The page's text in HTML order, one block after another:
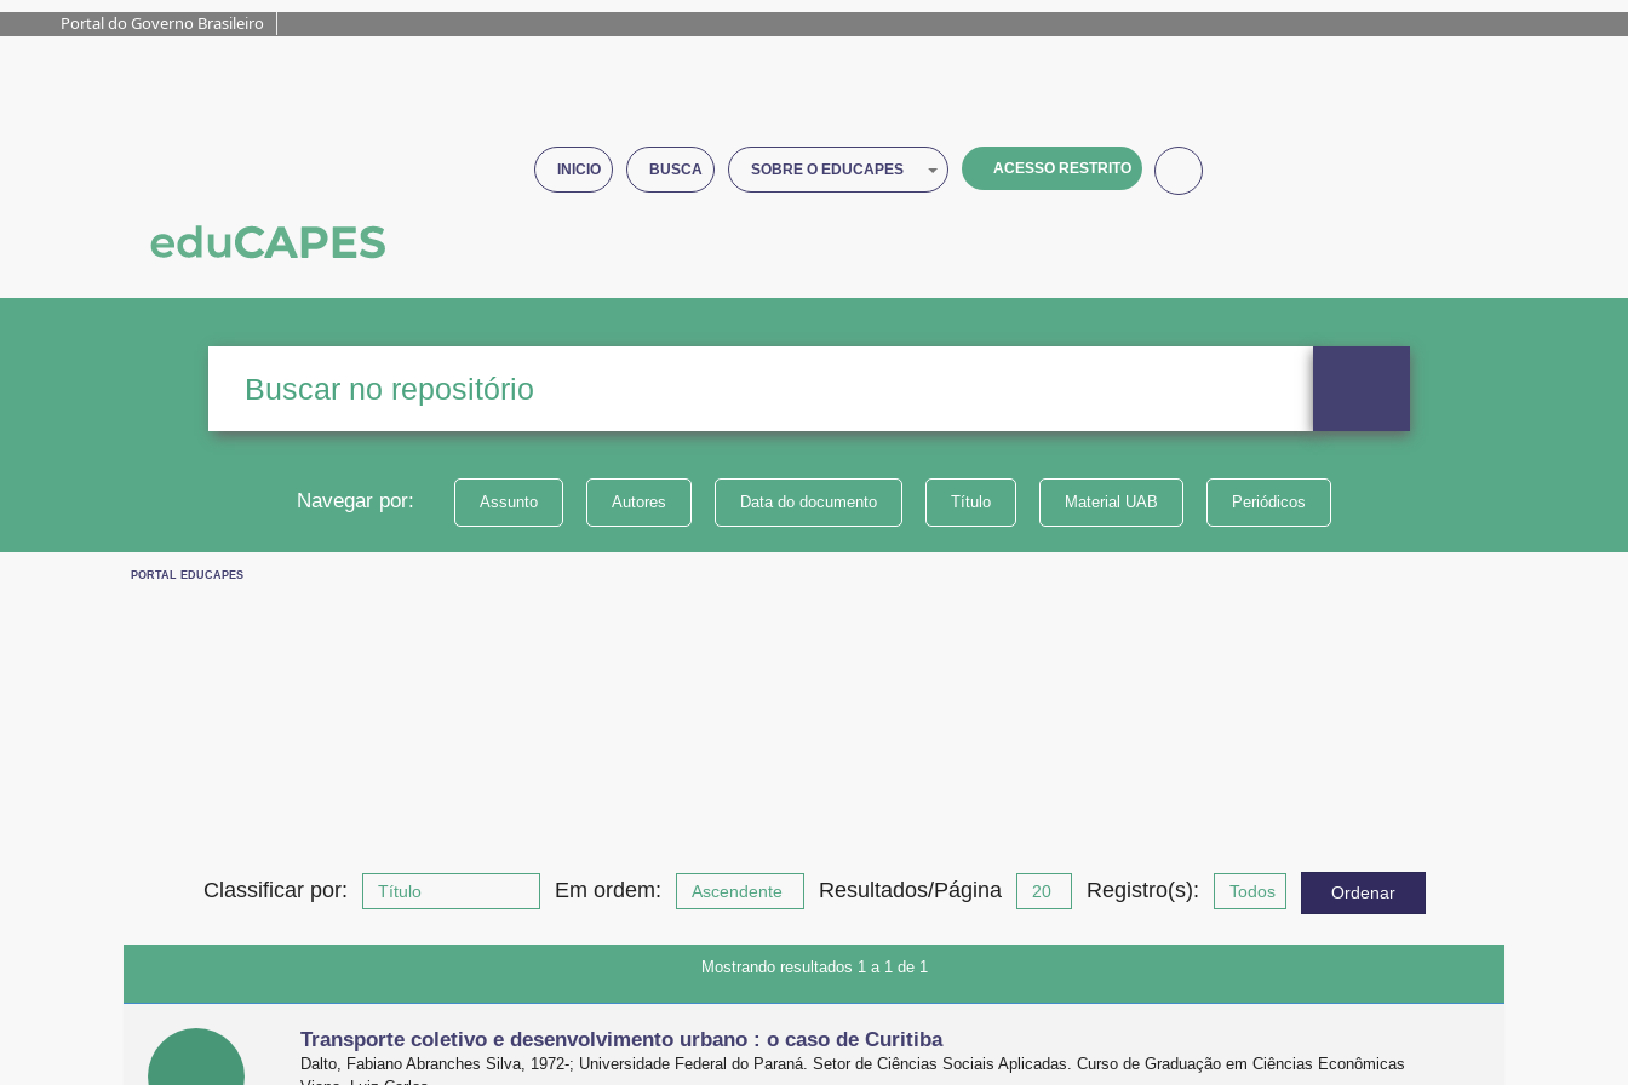
Portal do Governo Brasileiro
INICIO BUSCA SOBRE O EDUCAPES ACESSO RESTRITO
Navegar por: Assunto Autores Data do documento Título Material UAB Periódicos
PORTAL EDUCAPES
Classificar por: Em ordem: Resultados/Página Registro(s):
Mostrando resultados 1 a 1 de 1
Transporte coletivo e desenvolvimento urbano : o caso de Curitiba
Dalto, Fabiano Abranches Silva, 1972-; Universidade Federal do Paraná. Setor de Ciências Sociais Aplicadas. Curso de Graduação em Ciências Econômicas